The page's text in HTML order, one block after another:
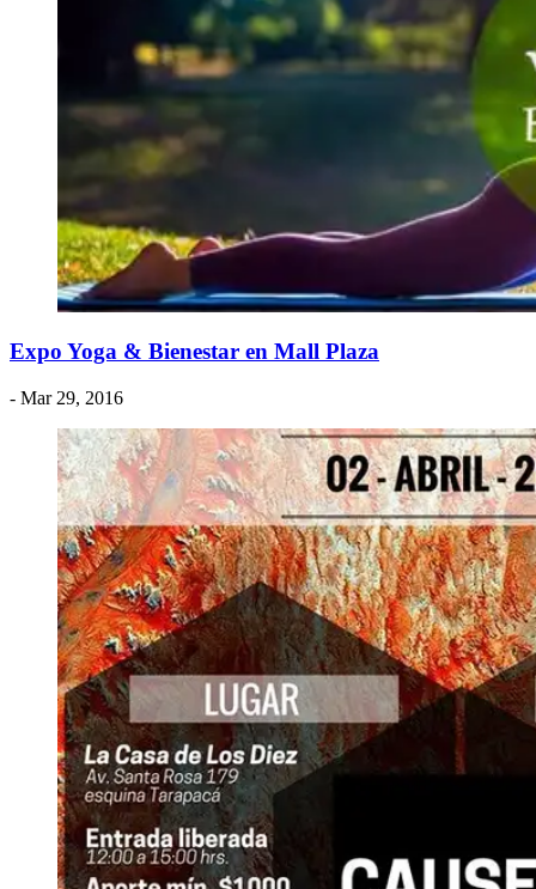
Expo Yoga & Bienestar en Mall Plaza
- Mar 29, 2016